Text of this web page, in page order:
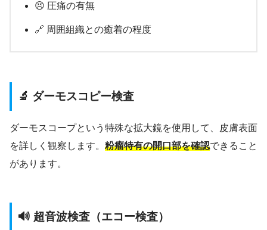
😣 圧痛の有無
🔗 周囲組織との癒着の程度
🔬 ダーモスコピー検査
ダーモスコープという特殊な拡大鏡を使用して、皮膚表面
を詳しく観察します。 粉瘤特有の開口部を確認できること
があります。
🔊 超音波検査（エコー検査）